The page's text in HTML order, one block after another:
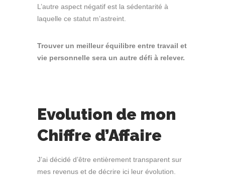
L’autre aspect négatif est la sédentarité à
laquelle ce statut m’astreint.
Trouver un meilleur équilibre entre travail et
vie personnelle sera un autre défi à relever.
Evolution de mon
Chiffre d’Affaire
J’ai décidé d’être entièrement transparent sur
mes revenus et de décrire ici leur évolution.